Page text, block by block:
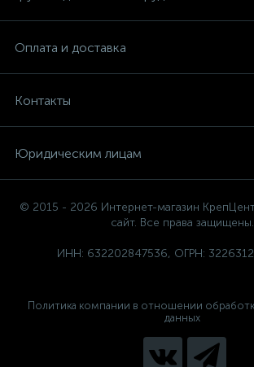
Оплата и доставка
Контакты
Юридическим лицам
© 2015 - 2026 Интернет-магазин
сайт. Все права защищены.
ИНН: 632202847536, ОГРН:
Политика компании в отношении
данных